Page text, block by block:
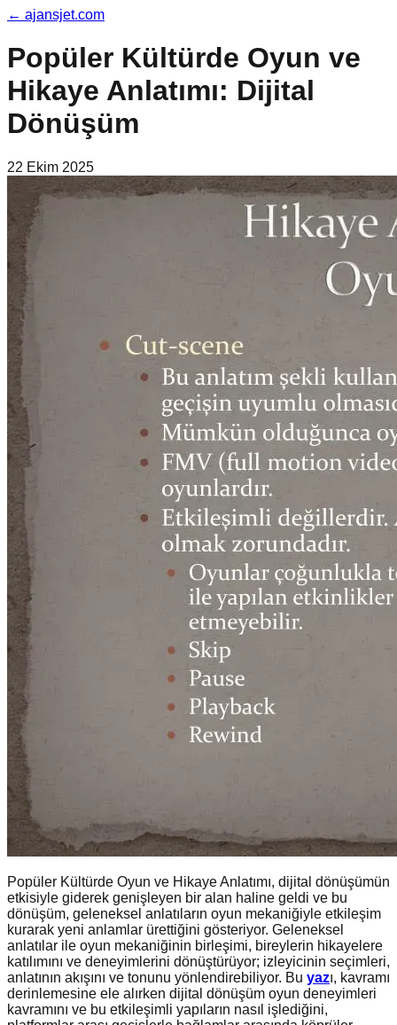
← ajansjet.com
Popüler Kültürde Oyun ve
Hikaye Anlatımı: Dijital
Dönüşüm
22 Ekim 2025
Popüler Kültürde Oyun ve Hikaye Anlatımı, dijital dönüşümün
etkisiyle giderek genişleyen bir alan haline geldi ve bu
dönüşüm, geleneksel anlatıların oyun mekaniğiyle etkileşim
kurarak yeni anlamlar ürettiğini gösteriyor. Geleneksel
anlatılar ile oyun mekaniğinin birleşimi, bireylerin hikayelere
katılımını ve deneyimlerini dönüştürüyor; izleyicinin seçimleri,
anlatının akışını ve tonunu yönlendirebiliyor. Bu yazı, kavramı
derinlemesine ele alırken dijital dönüşüm oyun deneyimleri
kavramını ve bu etkileşimli yapıların nasıl işlediğini,